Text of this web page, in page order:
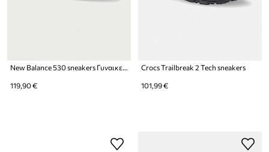
New Balance 530 sneakers Γυναικεία
119,90 €
Crocs Trailbreak 2 Tech sneakers
101,99 €